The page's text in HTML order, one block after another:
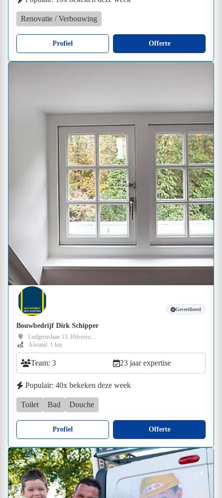
Renovatie / Verbouwing
Profiel Offerte
Geverifieerd
Bouwbedrijf Dirk Schipper
Ludgeruslaan 13, Hilversu...
Afstand: 1 km
Team: 3 23 jaar expertise
Populair: 40x bekeken deze week
Toilet Bad Douche
Profiel Offerte